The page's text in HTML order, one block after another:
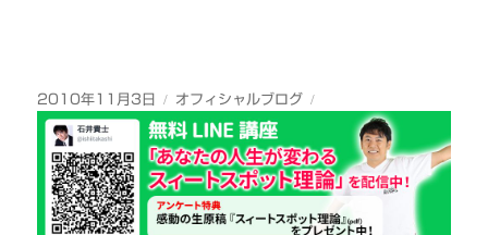
投
稿
2010年11月3日
カ
テ
ゴ
リ
ー
オフィシャルブログ